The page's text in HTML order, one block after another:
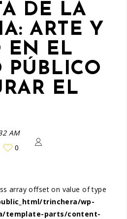
DE LA
ARTE Y
EN EL
PÚBLICO
EL
AM
0
array offset on value of type
trinchera/wp-
template-parts/content-